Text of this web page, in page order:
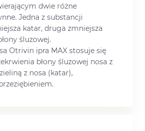
dwie różne
Jedna z substancji
katar, druga zmniejsza
śluzowej.
Otrivin ipra MAX stosuje się
błony śluzowej nosa z
z nosa (katar),